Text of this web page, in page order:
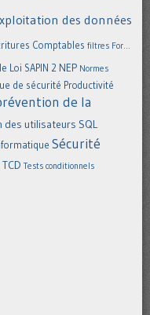
des données
Comptables filtres For...
Loi SAPIN 2 NEP Normes
de sécurité Productivité
de la
des utilisateurs SQL
Sécurité
TCD Tests conditionnels